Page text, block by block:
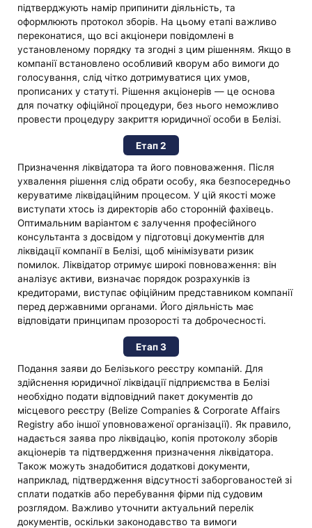
підтверджують намір припинити діяльність, та
оформлюють протокол зборів. На цьому етапі важливо
переконатися, що всі акціонери повідомлені в
установленому порядку та згодні з цим рішенням. Якщо в
компанії встановлено особливий кворум або вимоги до
голосування, слід чітко дотримуватися цих умов,
прописаних у статуті. Рішення акціонерів — це основа
для початку офіційної процедури, без нього неможливо
провести процедуру закриття юридичної особи в Белізі.
Етап 2
Призначення ліквідатора та його повноваження. Після
ухвалення рішення слід обрати особу, яка безпосередньо
керуватиме ліквідаційним процесом. У цій якості може
виступати хтось із директорів або сторонній фахівець.
Оптимальним варіантом є залучення професійного
консультанта з досвідом у підготовці документів для
ліквідації компанії в Белізі, щоб мінімізувати ризик
помилок. Ліквідатор отримує широкі повноваження: він
аналізує активи, визначає порядок розрахунків із
кредиторами, виступає офіційним представником компанії
перед державними органами. Його діяльність має
відповідати принципам прозорості та доброчесності.
Етап 3
Подання заяви до Белізького реєстру компаній. Для
здійснення юридичної ліквідації підприємства в Белізі
необхідно подати відповідний пакет документів до
місцевого реєстру (Belize Companies & Corporate Affairs
Registry або іншої уповноваженої організації). Як правило,
надається заява про ліквідацію, копія протоколу зборів
акціонерів та підтвердження призначення ліквідатора.
Також можуть знадобитися додаткові документи,
наприклад, підтвердження відсутності заборгованостей зі
сплати податків або перебування фірми під судовим
розглядом. Важливо уточнити актуальний перелік
документів, оскільки законодавство та вимоги